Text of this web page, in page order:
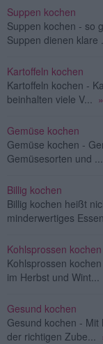
Suppen kochen
Suppen kochen - so
Suppen dienen klare ...
Kartoffeln kochen
Kartoffeln kochen -
beinhalten viele V...
Gemüse kochen
Gemüse kochen -
Gemüsesorten und ...
Billig kochen
Billig kochen heißt
minderwertiges Essen
Kohlsprossen kochen
Kohlsprossen
im Herbst und Wint...
Gesund kochen
Gesund kochen -
der richtigen Zube...